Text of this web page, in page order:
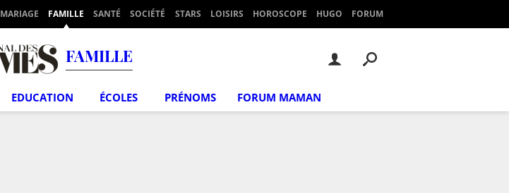
MARIAGE FAMILLE SANTÉ SOCIÉTÉ STARS LOISIRS HOROSCOPE HUGO FORUM
FAMILLE
EDUCATION ÉCOLES PRÉNOMS FORUM MAMAN